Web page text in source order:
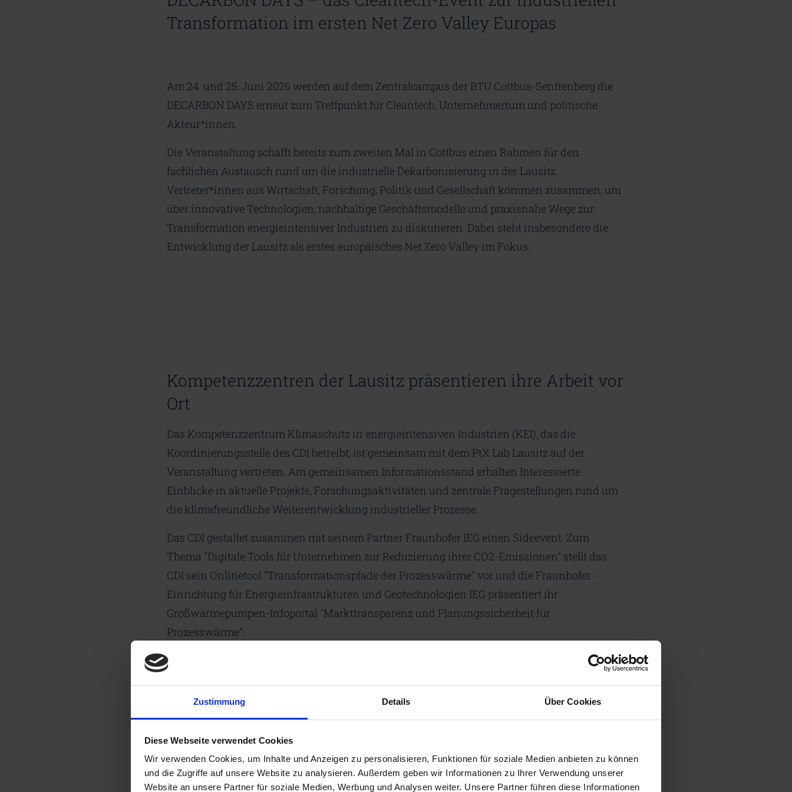
Zustimmung Details Über Cookies
Diese Webseite verwendet Cookies
Wir verwenden Cookies, um Inhalte und Anzeigen zu personalisieren, Funktionen für soziale Medien anbieten zu können
und die Zugriffe auf unsere Website zu analysieren. Außerdem geben wir Informationen zu Ihrer Verwendung unserer
Website an unsere Partner für soziale Medien, Werbung und Analysen weiter. Unsere Partner führen diese Informationen
Transformation im ersten Net Zero Valley Europas
Am 24. und 25. Juni 2026 werden auf dem Zentralcampus der BTU Cottbus-Senftenberg die
DECARBON DAYS erneut zum Treffpunkt für Cleantech, Unternehmertum und politische
Akteur*innen.
Die Veranstaltung schafft bereits zum zweiten Mal in Cottbus einen Rahmen für den
fachlichen Austausch rund um die industrielle Dekarbonisierung in der Lausitz.
Vertreter*innen aus Wirtschaft, Forschung, Politik und Gesellschaft kommen zusammen, um
über innovative Technologien, nachhaltige Geschäftsmodelle und praxisnahe Wege zur
Transformation energieintensiver Industrien zu diskutieren. Dabei steht insbesondere die
Entwicklung der Lausitz als erstes europäisches Net Zero Valley im Fokus.
Kompetenzzentren der Lausitz präsentieren ihre Arbeit vor
Ort
Das Kompetenzzentrum Klimaschutz in energieintensiven Industrien (KEI), das die
Koordinierungsstelle des CDI betreibt, ist gemeinsam mit dem PtX Lab Lausitz auf der
Veranstaltung vertreten. Am gemeinsamen Informationsstand erhalten Interessierte
Einblicke in aktuelle Projekte, Forschungsaktivitäten und zentrale Fragestellungen rund um
die klimafreundliche Weiterentwicklung industrieller Prozesse.
Das CDI gestaltet zusammen mit seinem Partner Fraunhofer IEG einen Sideevent. Zum
Thema "Digitale Tools für Unternehmen zur Reduzierung ihrer CO2-Emissionen" stellt das
CDI sein Onlinetool "Transformationspfade der Prozesswärme" vor und die Fraunhofer-
Einrichtung für Energieinfrastrukturen und Geotechnologien IEG präsentiert ihr
Großwärmepumpen-Infoportal "Markttransparenz und Planungssicherheit für
Prozesswärme".
Ort: